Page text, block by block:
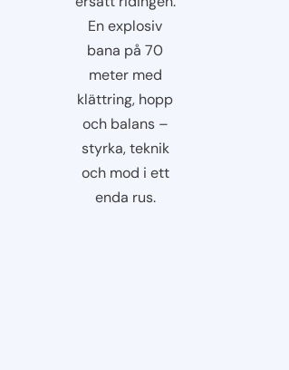
En explosiv
bana på 70
meter med
klättring, hopp
och balans –
styrka, teknik
och mod i ett
enda rus.